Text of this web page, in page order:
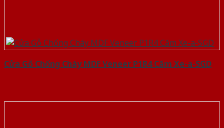
Cửa Gỗ Chống Cháy MDF Veneer P1R4 Căm Xe-a-SGD